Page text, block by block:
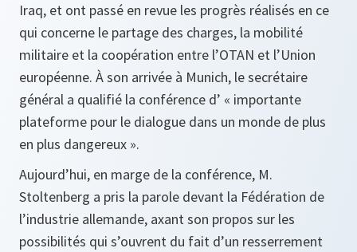
Iraq, et ont passé en revue les progrès réalisés en ce
qui concerne le partage des charges, la mobilité
militaire et la coopération entre l’OTAN et l’Union
européenne. À son arrivée à Munich, le secrétaire
général a qualifié la conférence d’ « importante
plateforme pour le dialogue dans un monde de plus
en plus dangereux ».
Aujourd’hui, en marge de la conférence, M.
Stoltenberg a pris la parole devant la Fédération de
l’industrie allemande, axant son propos sur les
possibilités qui s’ouvrent du fait d’un resserrement